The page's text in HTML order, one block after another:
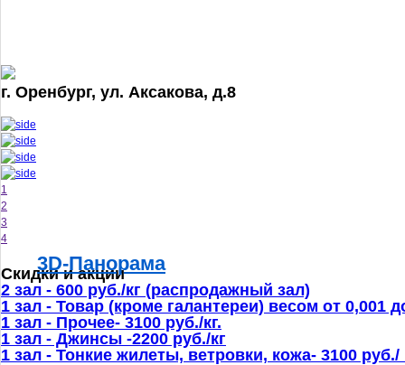
г. Оренбург, ул. Аксакова, д.8
1
2
3
4
3D-Панорама
Скидки и акции
2 зал - 600 руб./кг (распродажный зал)
1 зал - Товар (кроме галантереи) весом от 0,001
1 зал - Прочее- 3100 руб./кг.
1 зал - Джинсы -2200 руб./кг
1 зал - Тонкие жилеты, ветровки, кожа- 3100 руб./